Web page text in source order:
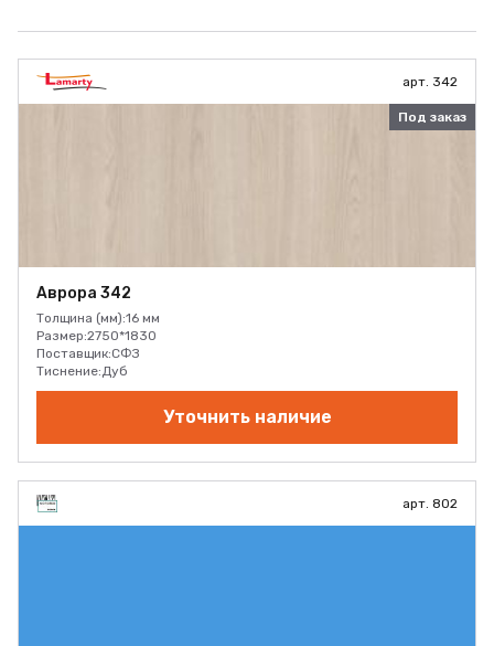
арт. 342
Под заказ
Аврора 342
Толщина (мм):16 мм
Размер:2750*1830
Поставщик:СФЗ
Тиснение:Дуб
Уточнить наличие
арт. 802